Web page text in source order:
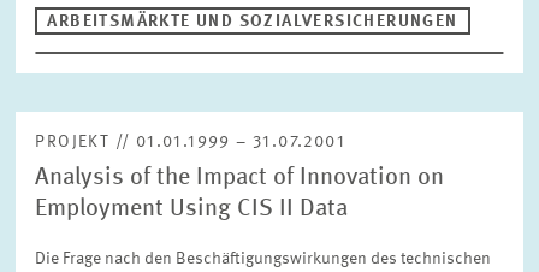
ARBEITSMÄRKTE UND SOZIALVERSICHERUNGEN
PROJEKT // 01.01.1999 – 31.07.2001
Analysis of the Impact of Innovation on
Employment Using CIS II Data
Die Frage nach den Beschäftigungswirkungen des technischen